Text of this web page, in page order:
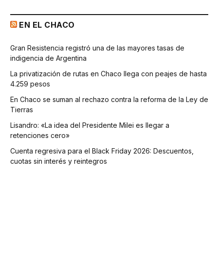
EN EL CHACO
Gran Resistencia registró una de las mayores tasas de
indigencia de Argentina
La privatización de rutas en Chaco llega con peajes de hasta
4.259 pesos
En Chaco se suman al rechazo contra la reforma de la Ley de
Tierras
Lisandro: «La idea del Presidente Milei es llegar a
retenciones cero»
Cuenta regresiva para el Black Friday 2026: Descuentos,
cuotas sin interés y reintegros